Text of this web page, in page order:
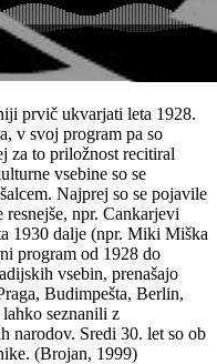
prvič ukvarjati leta 1928.
v svoj program pa so
za to priložnost recitiral
vsebine so se
Najprej so se pojavile
npr. Cankarjevi
1930 dalje (npr. Miki Miška
program od 1928 do
vsebin, prenašajo
Budimpešta, Berlin,
seznanili z
narodov. Sredi 30. let so ob
(Brojan, 1999)